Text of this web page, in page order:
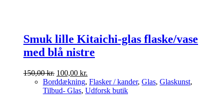
Smuk lille Kitaichi-glas flaske/vase
med blå nistre
150,00kr. Den
oprindelige
pris
100,00 kr.
aktuelle
pris
Borddækning, Flasker / kander, Glas, Glaskunst,
Tilbud- Glas, Udforsk butik